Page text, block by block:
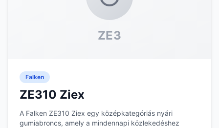
ZE3
Falken
ZE310 Ziex
A Falken ZE310 Ziex egy középkategóriás nyári
gumiabroncs, amely a mindennapi közlekedéshez